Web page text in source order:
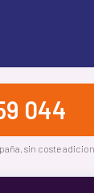
044
sin coste